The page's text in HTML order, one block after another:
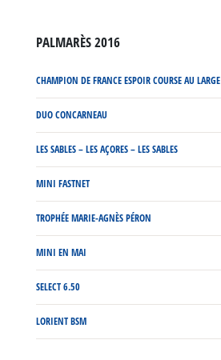
PALMARÈS 2016
CHAMPION DE FRANCE ESPOIR COURSE AU LARGE
DUO CONCARNEAU
LES SABLES – LES AÇORES – LES SABLES
MINI FASTNET
TROPHÉE MARIE-AGNÈS PÉRON
MINI EN MAI
SELECT 6.50
LORIENT BSM